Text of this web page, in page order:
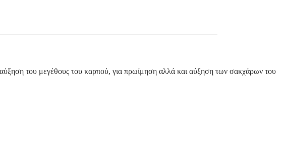
του μεγέθους του καρπού, για πρωίμηση αλλά και αύξηση των σακχάρων του